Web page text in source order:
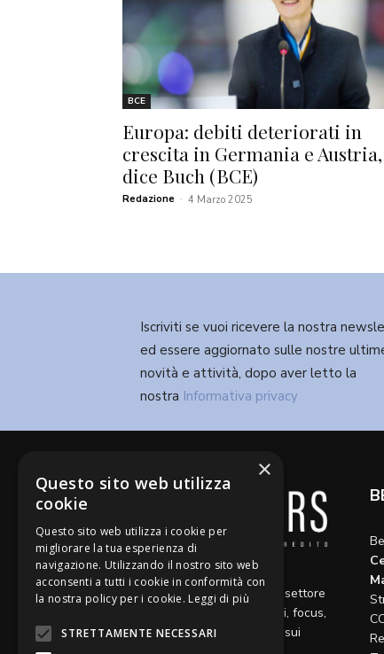
BCE
Europa: debiti deteriorati in
crescita in Germania e Austria,
dice Buch (BCE)
Redazione - 4 Marzo 2025
Iscriviti se vuoi ricevere la nostra
ed essere aggiornato sulle nostre
novità e attività, dopo aver letto la
nostra Informativa privacy
Diamo voce a riflessioni,
aggiornamenti e opinioni sul settore
del credito, ospitando articoli, focus,
approfondimenti e interviste sui
×
Questo sito web utilizza
cookie
Questo sito web utilizza i cookie per
migliorare la tua esperienza di
navigazione. Utilizzando il nostro sito web
acconsenti a tutti i cookie in conformità con
la nostra policy per i cookie. Leggi di più
STRETTAMENTE NECESSARI